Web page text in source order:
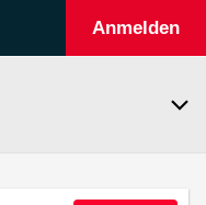
Anmelden